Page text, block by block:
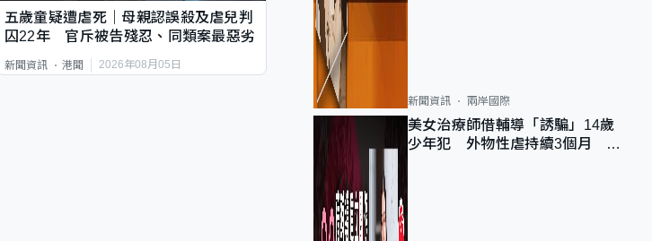
五歲童疑遭虐死｜母親認誤殺及虐兒判
囚22年 官斥被告殘忍、同類案最惡劣
新聞資訊 港聞 2026年08月05日
新聞資訊 兩岸國際
美女治療師借輔導「誘騙」14歲
少年犯 外物性虐持續3個月 受